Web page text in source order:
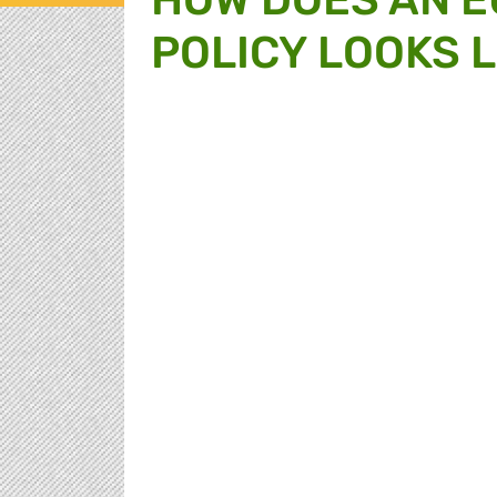
POLICY LOOKS